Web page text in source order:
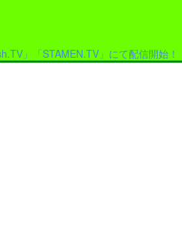
」「STAMEN.TV」にて配信開始！